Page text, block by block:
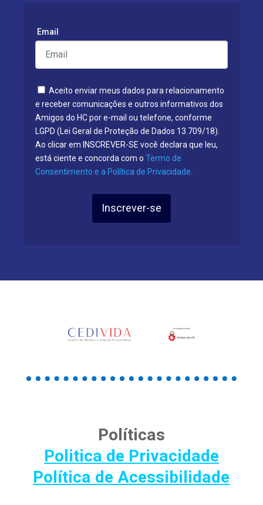
Email
Aceito enviar meus dados para relacionamento
e receber comunicações e outros informativos dos
Amigos do HC por e-mail ou telefone, conforme
LGPD (Lei Geral de Proteção de Dados 13.709/18).
Ao clicar em INSCREVER-SE você declara que leu,
está ciente e concorda com o Termo de
Consentimento e a Política de Privacidade.
Inscrever-se
Políticas
Politica de Privacidade
Política de Acessibilidade